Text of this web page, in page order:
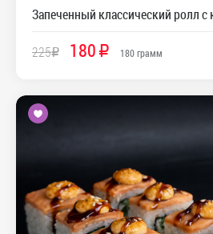
Запеченный классический ролл с
225R 180R 180грамм